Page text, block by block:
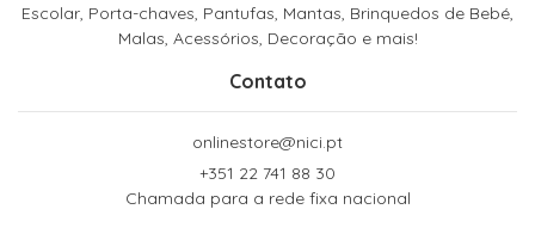
Escolar, Porta-chaves, Pantufas, Mantas, Brinquedos de Bebé,
Malas, Acessórios, Decoração e mais!
Contato
onlinestore@nici.pt
+351 22 741 88 30
Chamada para a rede fixa nacional